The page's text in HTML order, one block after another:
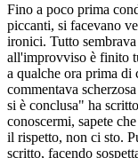
Fino a poco prima
piccanti, si facevano
ironici. Tutto
all'improvviso è finito
a qualche ora prima di
commentava
si è conclusa" ha
conoscermi, sapete
il rispetto, non ci sto.
scritto, facendo